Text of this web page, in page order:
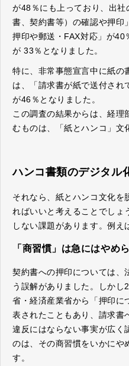
が48％にも上っており、出
書、契約書等）の確認や押印
押印や郵送・FAX対応」が40
が 33％となりました。
特に、非常事態宣言中に紙の
は、「請求書が紙で送付され
が46％となりました。
この調査の結果からは、経理
むものは、「紙とハンコ」文
ハンコ書類のデジタル
それなら、紙とハンコ文化を
ればいいと考えることでしょ
しない課題があります。例え
「商習慣」は急にはやめ
契約書への押印については、
う誤解がありました。しか
省・経済産業省から「押印に
表されたこともあり、請求書
違反にはならない事実が広く
のは、その商習慣をいかにや
す。